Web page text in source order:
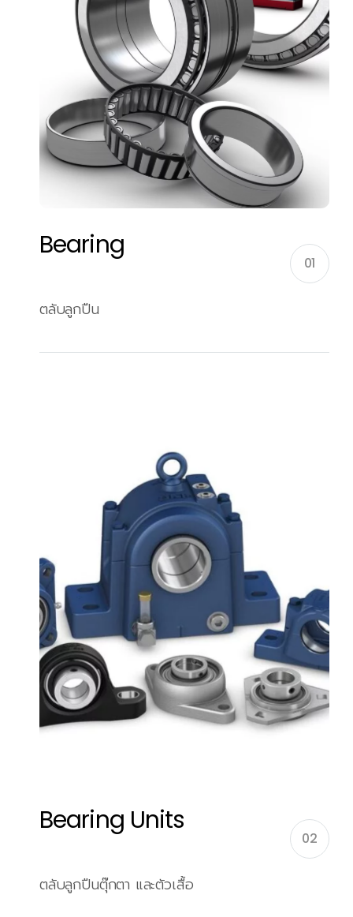
Bearing
01
ตลับลูกปืน
Bearing Units
02
ตลับลูกปืนตุ๊กตา และตัวเสื้อ